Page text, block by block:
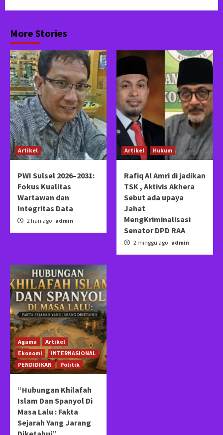
More Stories
Artikel
PWI Sulsel 2026–2031:
Fokus Kualitas
Wartawan dan
Integritas Data
2 hari ago admin
Artikel Hukum
Rafiq Al Amri di jadikan
TSK , Aktivis Akhera
Sebut ada upaya
Jahat
MengKriminalisasi
Senator DPD RAA
2 minggu ago admin
Agama
Artikel
Ekonomi
INTERNASIONAL
PENDIDIKAN
Politik
“Hubungan Khilafah
Islam Dan Spanyol Di
Masa Lalu : Fakta
Sejarah Yang Jarang